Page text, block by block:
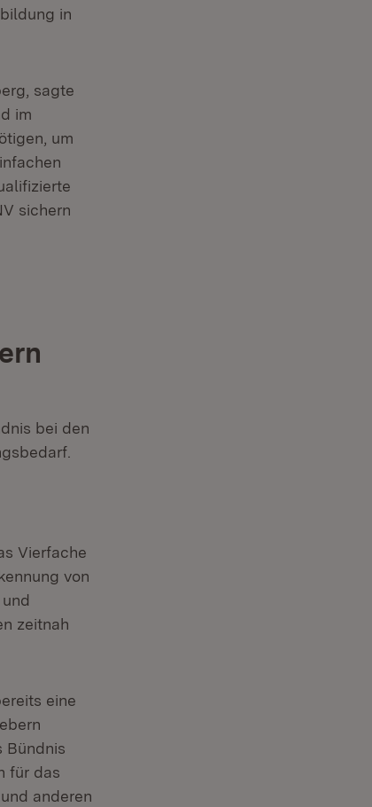
in
sagte
im
um
sichern
bei den
Vierfache
von
zeitnah
eine
Bündnis
für das
anderen